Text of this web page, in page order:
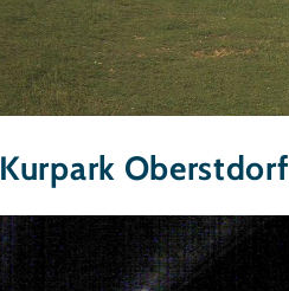
Kurpark Oberstdorf